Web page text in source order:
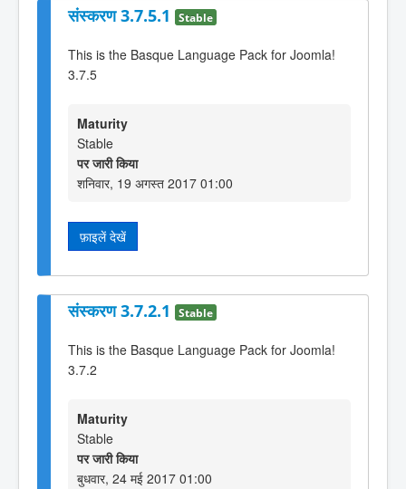
संस्करण 3.7.5.1 Stable
This is the Basque Language Pack for Joomla!
3.7.5
Maturity
Stable
पर जारी किया
शनिवार, 19 अगस्त 2017 01:00
फ़ाइलें देखें
संस्करण 3.7.2.1 Stable
This is the Basque Language Pack for Joomla!
3.7.2
Maturity
Stable
पर जारी किया
बुधवार, 24 मई 2017 01:00